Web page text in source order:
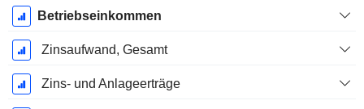
Betriebseinkommen
Zinsaufwand, Gesamt
Zins- und Anlageerträge